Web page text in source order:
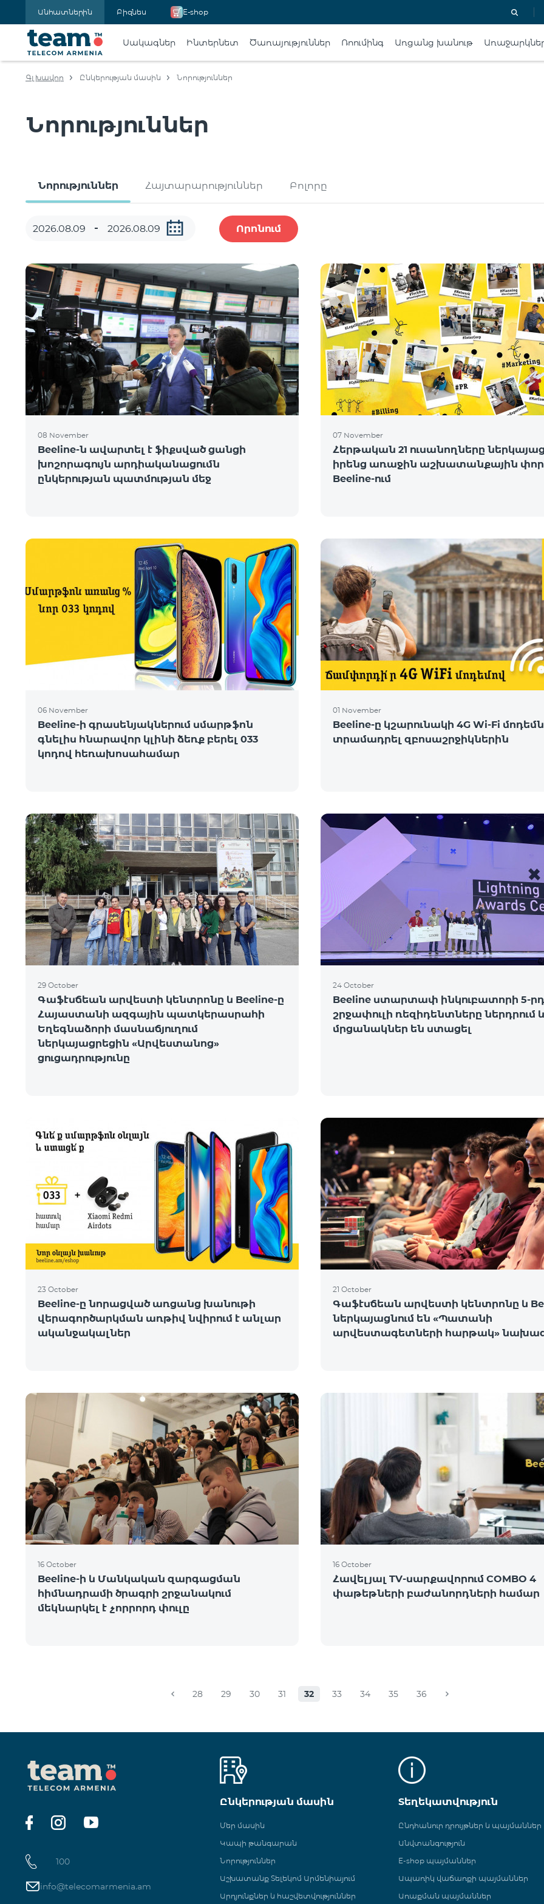
Անհատներին Բիզնես E-shop
Սակագներ Ինտերնետ Ծառայություններ Ռոումինգ Առցանց խանութ
Գլխավոր Ընկերության մասին Նորություններ
Նորություններ
Նորություններ Հայտարարություններ Բոլորը
Որոնում
08 November
Beeline-ն ավարտել է ֆիքսված ցանցի
խոշորագույն արդիականացումն
ընկերության պատմության մեջ
07 November
Հերթական 21 ուսանողները
իրենց առաջին աշխատանքային
Beeline-ում
06 November
Beeline-ի գրասենյակներում սմարթֆոն
գնելիս հնարավոր կլինի ձեռք բերել 033
կոդով հեռախոսահամար
01 November
Beeline-ը կշարունակի 4G Wi-Fi
տրամադրել զբոսաշրջիկներին
29 October
Գաֆէսճեան արվեստի կենտրոնը և Beeline-ը
Հայաստանի ազգային պատկերասրահի
Եղեգնաձորի մասնաճյուղում
ներկայացրեցին «Արվեստանոց»
ցուցադրությունը
24 October
Beeline ստարտափ ինկուբատորի 5-րդ
շրջափուլի ռեզիդենտները ներդրում և
մրցանակներ են ստացել
23 October
Beeline-ը նորացված առցանց խանութի
վերագործարկման առթիվ նվիրում է անլար
ականջակալներ
21 October
Գաֆէսճեան արվեստի կենտրոնը և
ներկայացնում են «Պատանի
արվեստագետների հարթակ»
16 October
Beeline-ի և Մանկական զարգացման
հիմնադրամի ծրագրի շրջանակում
մեկնարկել է չորրորդ փուլը
16 October
Հավելյալ TV-սարքավորում COMBO 4
փաթեթների բաժանորդների համար
28 29 30 31 32 33 34 35 36
100
info@telecomarmenia.am
Ընկերության մասին
Մեր մասին
Կապի թանգարան
Նորություններ
Աշխատանք Տելեկոմ Արմենիայում
Արդյունքներ և հաշվետվություններ
Տեղեկատվություն
Ընդհանուր դրույթներ և պայմաններ
Անվտանգություն
E-shop պայմաններ
Ապառիկ վաճառքի պայմաններ
Առաքման պայմաններ